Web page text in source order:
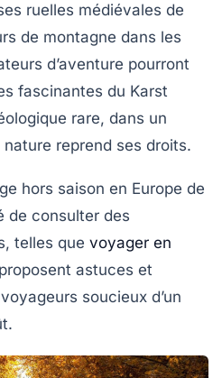
ruelles médiévales de
de montagne dans les
d’aventure pourront
fascinantes du Karst
rare, dans un
reprend ses droits.
hors saison en Europe de
de consulter des
telles que voyager en
astuces et
soucieux d’un